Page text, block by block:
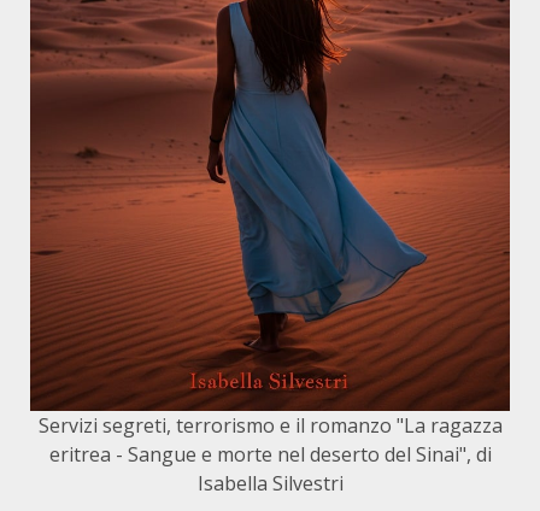
Servizi segreti, terrorismo e il romanzo "La ragazza
eritrea - Sangue e morte nel deserto del Sinai", di
Isabella Silvestri